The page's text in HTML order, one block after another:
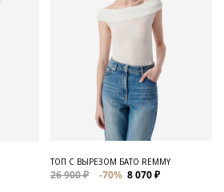
ТОП С ВЫРЕЗОМ БАТО REMMY
26 900 ₽ -70% 8 070 ₽